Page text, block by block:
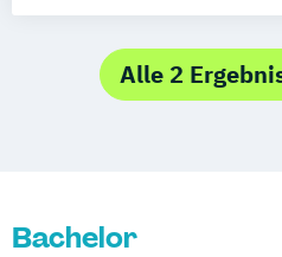
(IHK/HWK)
Management -
Management -
Alle 2
Bachelor